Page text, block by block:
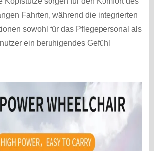
Fahrten, während die integrierten
sowohl für das Pflegepersonal als
ein beruhigendes Gefühl